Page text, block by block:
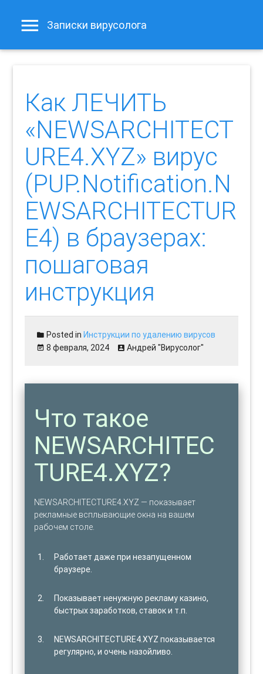
Записки вирусолога
Как ЛЕЧИТЬ
«NEWSARCHITECT
URE4.XYZ» вирус
(PUP.Notification.N
EWSARCHITECTUR
E4) в браузерах:
пошаговая
инструкция
Posted inИнструкции по удалению вирусов
8 февраля, 2024
Андрей "Вирусолог"
Что такое
NEWSARCHITEC
TURE4.XYZ?
NEWSARCHITECTURE4.XYZ — показывает
рекламные всплывающие окна на вашем
рабочем столе.
Работает даже при незапущенном
браузере.
Показывает ненужную рекламу казино,
быстрых заработков, ставок и т.п.
NEWSARCHITECTURE4.XYZ показывается
регулярно, и очень назойливо.